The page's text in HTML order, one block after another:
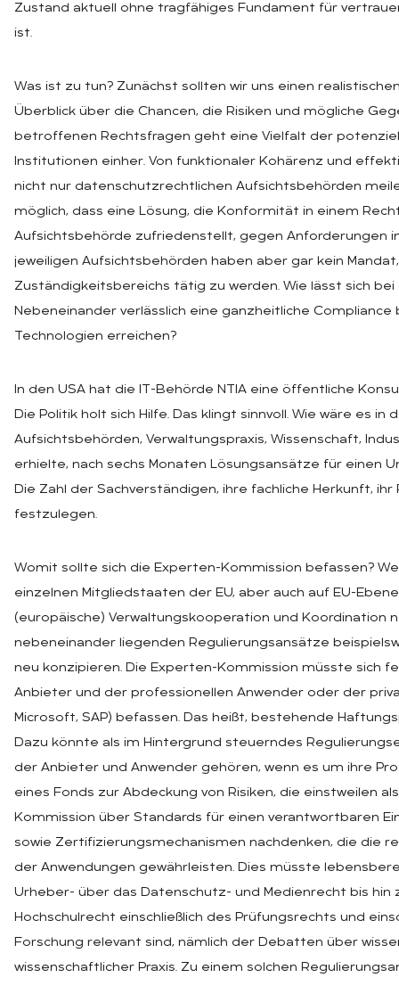
Zustand aktuell ohne tragfähiges Fundament für
ist.
Was ist zu tun? Zunächst sollten wir uns einen
Überblick über die Chancen, die Risiken und mögliche
betroffenen Rechtsfragen geht eine Vielfalt der
Institutionen einher. Von funktionaler Kohärenz und
nicht nur datenschutzrechtlichen Aufsichtsbehörden
möglich, dass eine Lösung, die Konformität in einem
Aufsichtsbehörde zufriedenstellt, gegen Anforderungen
jeweiligen Aufsichtsbehörden haben aber gar kein
Zuständigkeitsbereichs tätig zu werden. Wie lässt sich
Nebeneinander verlässlich eine ganzheitliche
Technologien erreichen?
In den USA hat die IT-Behörde NTIA eine öffentliche
Die Politik holt sich Hilfe. Das klingt sinnvoll. Wie wäre es
Aufsichtsbehörden, Verwaltungspraxis, Wissenschaft,
erhielte, nach sechs Monaten Lösungsansätze für einen
Die Zahl der Sachverständigen, ihre fachliche Herkunft,
festzulegen.
Womit sollte sich die Experten-Kommission befassen?
einzelnen Mitgliedstaaten der EU, aber auch auf EU-
(europäische) Verwaltungskooperation und Koordination
nebeneinander liegenden Regulierungsansätze
neu konzipieren. Die Experten-Kommission müsste sich
Anbieter und der professionellen Anwender oder der
Microsoft, SAP) befassen. Das heißt, bestehende
Dazu könnte als im Hintergrund steuerndes
der Anbieter und Anwender gehören, wenn es um ihre
eines Fonds zur Abdeckung von Risiken, die einstweilen
Kommission über Standards für einen verantwortbaren
sowie Zertifizierungsmechanismen nachdenken, die die
der Anwendungen gewährleisten. Dies müsste
Urheber- über das Datenschutz- und Medienrecht bis hin
Hochschulrecht einschließlich des Prüfungsrechts und
Forschung relevant sind, nämlich der Debatten über
wissenschaftlicher Praxis. Zu einem solchen